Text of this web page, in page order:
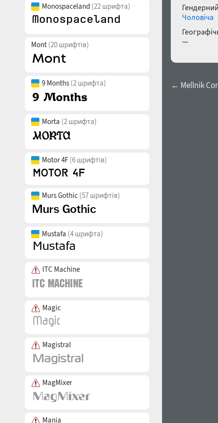
Monospaceland (22 шрифта)
Mont (20 шрифтів)
9 Months (2 шрифта)
Morta (2 шрифта)
Motor 4F (6 шрифтів)
Murs Gothic (57 шрифтів)
Mustafa (4 шрифта)
ITC Machine
Magic
Magistral
MagMixer
Mania
Чоловіча
—
← Mellnik